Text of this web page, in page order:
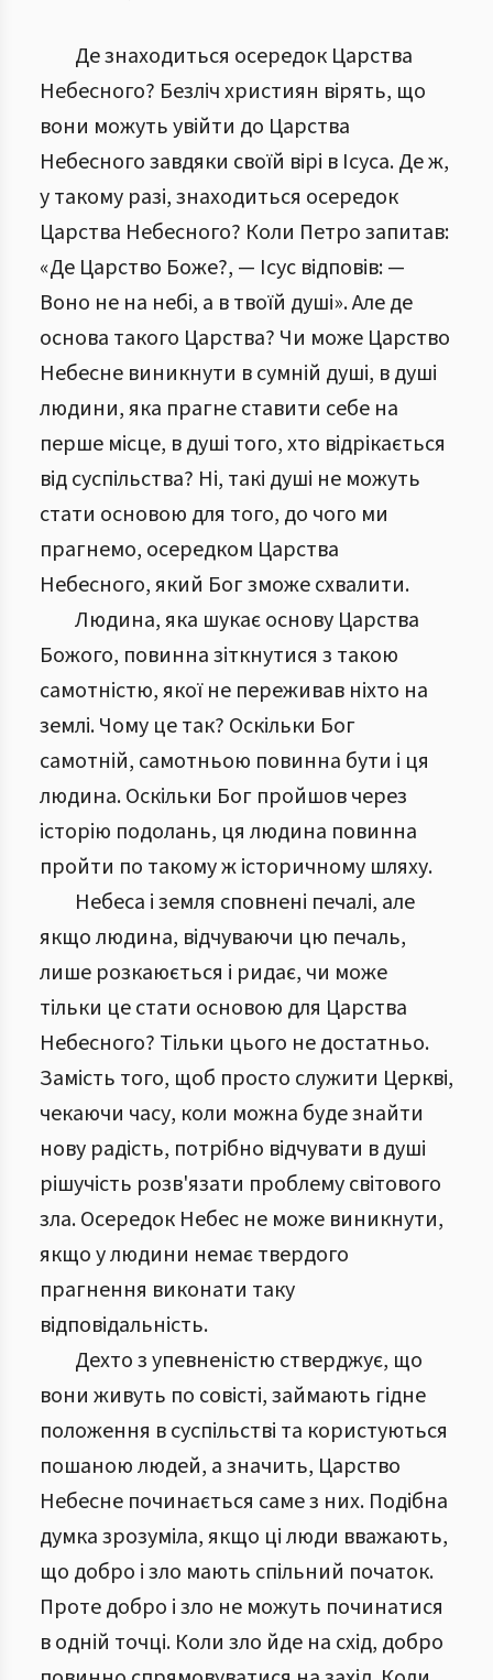
Де знаходиться осередок Царства
Небесного? Безліч християн вірять, що
вони можуть увійти до Царства
Небесного завдяки своїй вірі в Ісуса. Де ж,
у такому разі, знаходиться осередок
Царства Небесного? Коли Петро запитав:
«Де Царство Боже?, — Ісус відповів: —
Воно не на небі, а в твоїй душі». Але де
основа такого Царства? Чи може Царство
Небесне виникнути в сумній душі, в душі
людини, яка прагне ставити себе на
перше місце, в душі того, хто відрікається
від суспільства? Ні, такі душі не можуть
стати основою для того, до чого ми
прагнемо, осередком Царства
Небесного, який Бог зможе схвалити.
Людина, яка шукає основу Царства
Божого, повинна зіткнутися з такою
самотністю, якої не переживав ніхто на
землі. Чому це так? Оскільки Бог
самотній, самотньою повинна бути і ця
людина. Оскільки Бог пройшов через
історію подолань, ця людина повинна
пройти по такому ж історичному шляху.
Небеса і земля сповнені печалі, але
якщо людина, відчуваючи цю печаль,
лише розкаюється і ридає, чи може
тільки це стати основою для Царства
Небесного? Тільки цього не достатньо.
Замість того, щоб просто служити Церкві,
чекаючи часу, коли можна буде знайти
нову радість, потрібно відчувати в душі
рішучість розв'язати проблему світового
зла. Осередок Небес не може виникнути,
якщо у людини немає твердого
прагнення виконати таку
відповідальність.
Дехто з упевненістю стверджує, що
вони живуть по совісті, займають гідне
положення в суспільстві та користуються
пошаною людей, а значить, Царство
Небесне починається саме з них. Подібна
думка зрозуміла, якщо ці люди вважають,
що добро і зло мають спільний початок.
Проте добро і зло не можуть починатися
в одній точці. Коли зло йде на схід, добро